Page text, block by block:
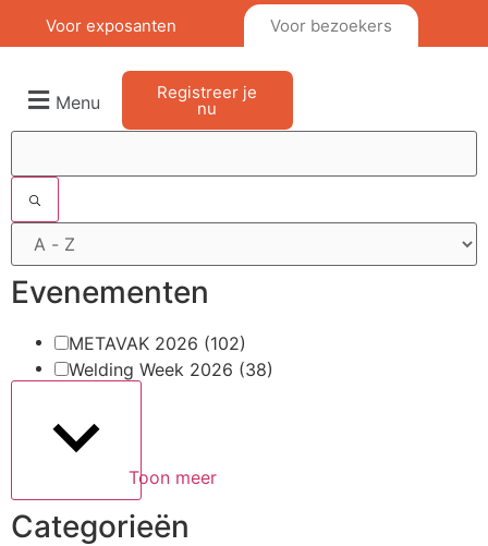
Voor exposanten Voor bezoekers
Menu Registreer je
nu
Evenementen
METAVAK 2026 (102)
Welding Week 2026 (38)
Toon meer
Categorieën